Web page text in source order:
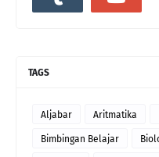
TAGS
Aljabar Aritmatika
Bimbingan Belajar